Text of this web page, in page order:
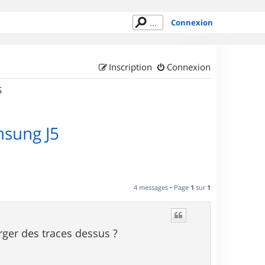
Connexion
Connexion
Inscription
J5
4 messages • Page 1 sur 1
des traces dessus ?